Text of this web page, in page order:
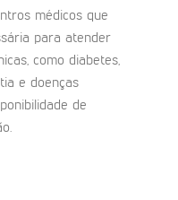
médicos que
para atender
como diabetes,
e doenças
de